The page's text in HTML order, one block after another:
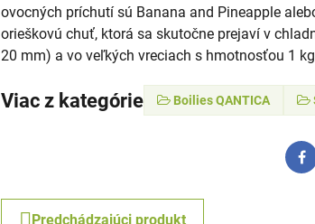
ovocných príchutí sú Banana and Pineapple
orieškovú chuť, ktorá sa skutočne prejaví v
20 mm) a vo veľkých vreciach s hmotnosťou 1
Viac z kategórie Boilies QANTICA
Predchádzajúci produkt